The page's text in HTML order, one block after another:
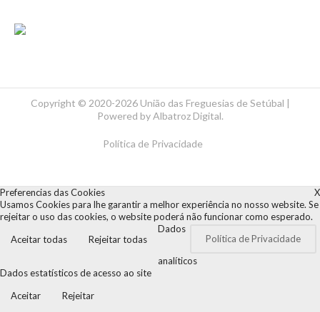
Copyright © 2020-2026 União das Freguesias de Setúbal |
Powered byAlbatroz Digital.
Política de Privacidade
X
Preferencias das Cookies
Usamos Cookies para lhe garantir a melhor experiência no nosso website. Se
rejeitar o uso das cookies, o website poderá não funcionar como esperado.
Aceitar todas
Rejeitar todas Política de Privacidade
Dados
analíticos
Dados estatísticos de acesso ao site
Aceitar
Rejeitar